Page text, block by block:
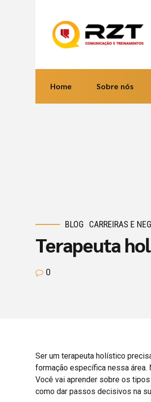
Home Sobre nós
BLOG CARREIRAS E
Terapeuta
0
Ser um terapeuta holístico
formação específica nessa
Você vai aprender sobre os
como dar passos decisivos na